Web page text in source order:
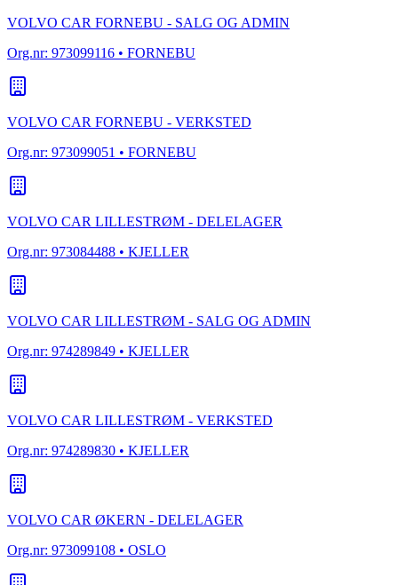
VOLVO CAR FORNEBU - SALG OG ADMIN
Org.nr: 973099116 • FORNEBU
VOLVO CAR FORNEBU - VERKSTED
Org.nr: 973099051 • FORNEBU
VOLVO CAR LILLESTRØM - DELELAGER
Org.nr: 973084488 • KJELLER
VOLVO CAR LILLESTRØM - SALG OG ADMIN
Org.nr: 974289849 • KJELLER
VOLVO CAR LILLESTRØM - VERKSTED
Org.nr: 974289830 • KJELLER
VOLVO CAR ØKERN - DELELAGER
Org.nr: 973099108 • OSLO